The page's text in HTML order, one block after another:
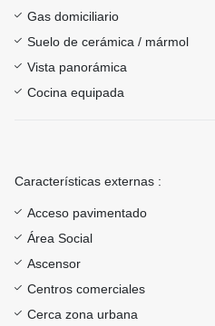
Gas domiciliario
Suelo de cerámica / mármol
Vista panorámica
Cocina equipada
Características externas :
Acceso pavimentado
Área Social
Ascensor
Centros comerciales
Cerca zona urbana